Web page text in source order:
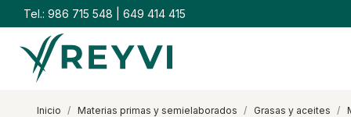
Tel.: 986 715 548 649 414 415
inicio materias primas y semielaborados grasas y aceites